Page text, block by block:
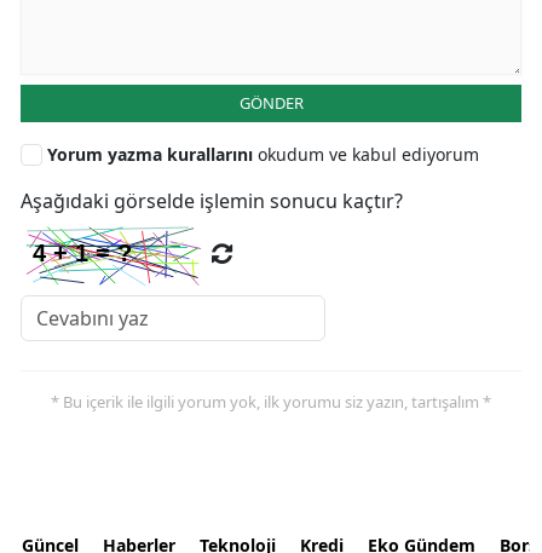
GÖNDER
Yorum yazma kurallarını okudum ve kabul ediyorum
Aşağıdaki görselde işlemin sonucu kaçtır?
* Bu içerik ile ilgili yorum yok, ilk yorumu siz yazın, tartışalım *
Güncel Haberler Teknoloji Kredi Eko Gündem